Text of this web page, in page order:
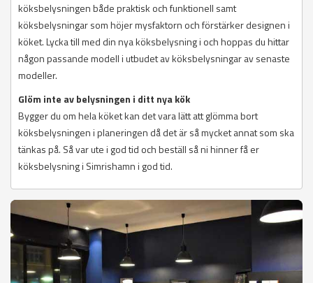
köksbelysningen både praktisk och funktionell samt
köksbelysningar som höjer mysfaktorn och förstärker designen i
köket. Lycka till med din nya köksbelysning i och hoppas du hittar
någon passande modell i utbudet av köksbelysningar av senaste
modeller.
Glöm inte av belysningen i ditt nya kök
Bygger du om hela köket kan det vara lätt att glömma bort
köksbelysningen i planeringen då det är så mycket annat som ska
tänkas på. Så var ute i god tid och beställ så ni hinner få er
köksbelysning i Simrishamn i god tid.